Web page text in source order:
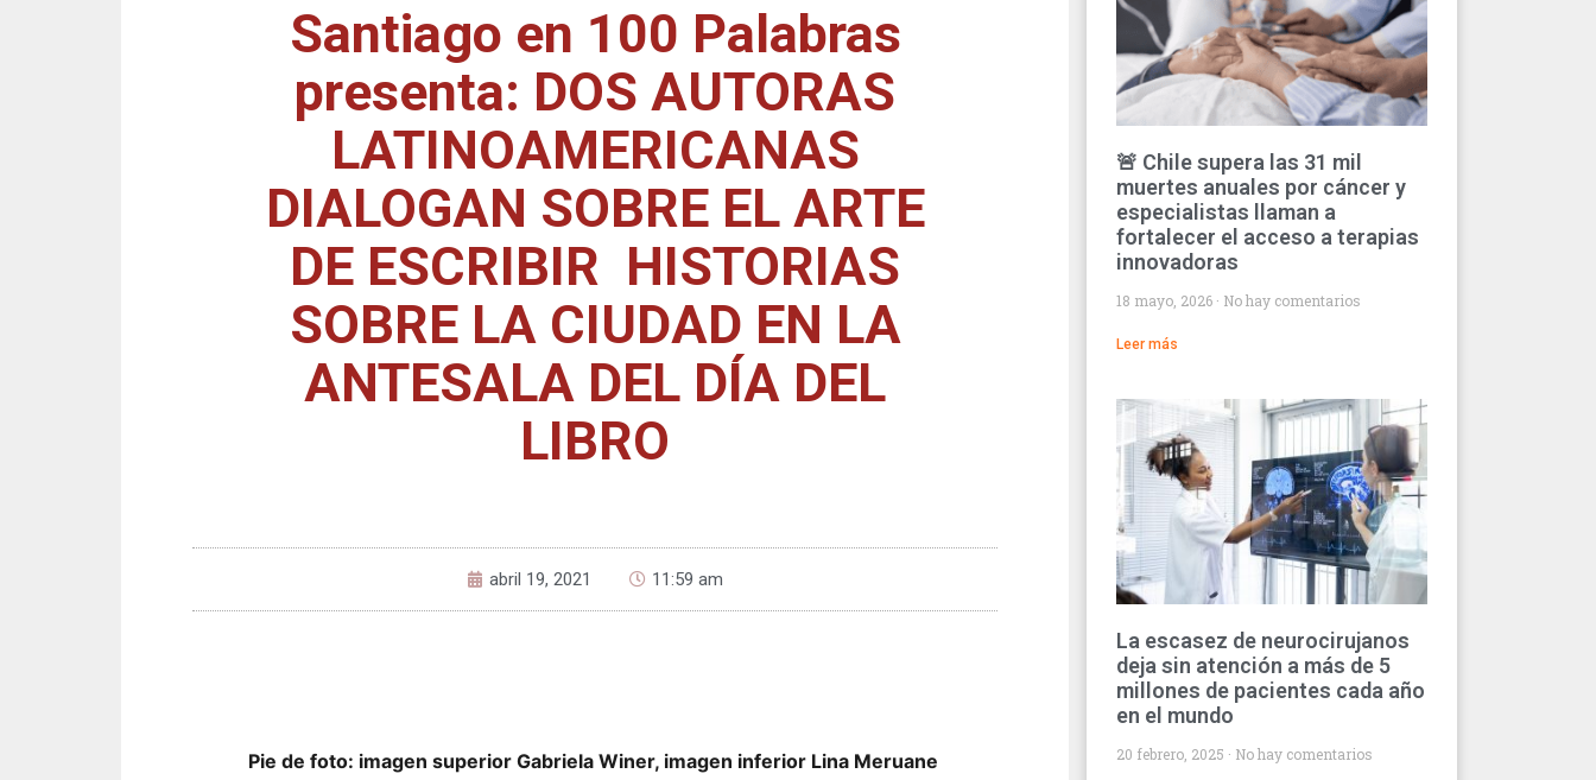
Santiago en 100 Palabras
presenta: DOS AUTORAS
LATINOAMERICANAS
DIALOGAN SOBRE EL ARTE
DE ESCRIBIR HISTORIAS
SOBRE LA CIUDAD EN LA
ANTESALA DEL DÍA DEL
LIBRO
abril 19, 2021 11:59 am
Pie de foto: imagen superior Gabriela Winer, imagen inferior Lina Meruane
🚨 Chile supera las 31 mil
muertes anuales por cáncer y
especialistas llaman a
fortalecer el acceso a terapias
innovadoras
18 mayo, 2026 No hay comentarios
Leer más
La escasez de neurocirujanos
deja sin atención a más de 5
millones de pacientes cada año
en el mundo
20 febrero, 2025 No hay comentarios